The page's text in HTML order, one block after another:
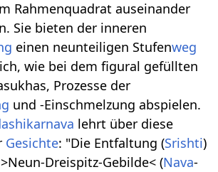
Rahmenquadrat auseinander
Sie bieten der inneren
einen neunteiligen Stufenweg
wie bei dem figural gefüllten
Prozesse der
und -Einschmelzung abspielen.
nava lehrt über diese
Gesichte: "Die Entfaltung (Srishti)
Dreispitz-Gebilde< (Nava-